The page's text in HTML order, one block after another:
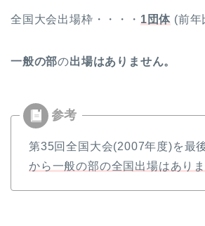
全国大会出場枠・・・・ 1団体 (前年
一般の部の出場はありません。
第35回全国大会(2007年度)を最後
から一般の部の全国出場はありま